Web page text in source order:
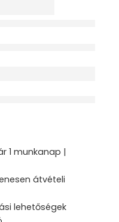
1 munkanap |
átvételi
lehetőségek